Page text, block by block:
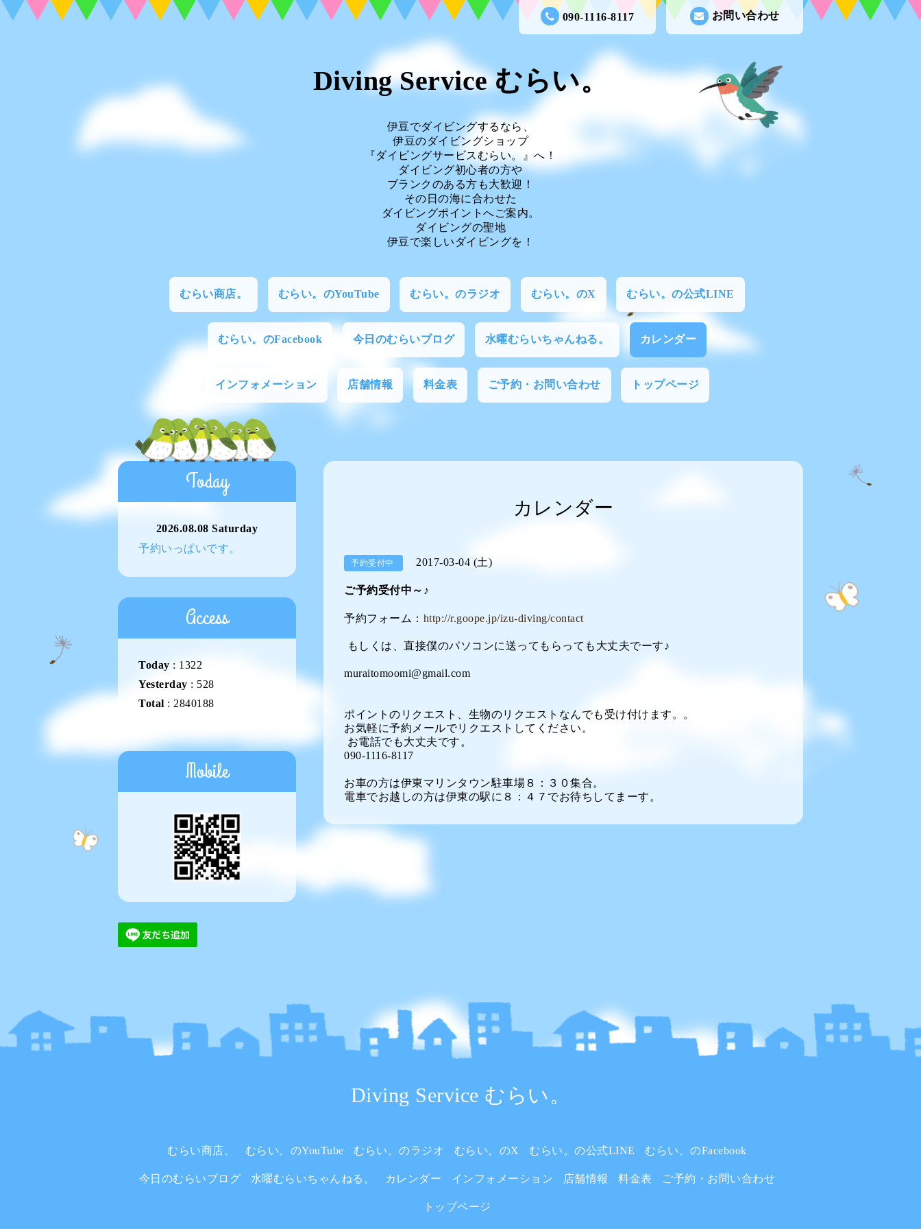
お問い合わせ
090-1116-8117
Diving Service むらい。
伊豆でダイビングするなら、
伊豆のダイビングショップ
『ダイビングサービスむらい。』へ！
ダイビング初心者の方や
ブランクのある方も大歓迎！
その日の海に合わせた
ダイビングポイントへご案内。
ダイビングの聖地
伊豆で楽しいダイビングを！
むらい商店。 むらい。のYouTube むらい。のラジオ むらい。のX むらい。の公式LINE
むらい。のFacebook 今日のむらいブログ 水曜むらいちゃんねる。 カレンダー
インフォメーション 店舗情報 料金表 ご予約・お問い合わせ トップページ
カレンダー
予約受付中 2017-03-04 (土)
ご予約受付中～♪
予約フォーム： http://r.goope.jp/izu-diving/contact
もしくは、直接僕のパソコンに送ってもらっても大丈夫でーす♪
muraitomoomi@gmail.com
ポイントのリクエスト、生物のリクエストなんでも受け付けます。。
お気軽に予約メールでリクエストしてください。
お電話でも大丈夫です。
090-1116-8117
お車の方は伊東マリンタウン駐車場８：３０集合。
電車でお越しの方は伊東の駅に８：４７でお待ちしてまーす。
Today
2026.08.08 Saturday
予約いっぱいです。
Access
Today : 1322
Yesterday : 528
Total : 2840188
Mobile
Diving Service むらい。
むらい商店。 むらい。のYouTube むらい。のラジオ むらい。のX むらい。の公式LINE むらい。のFacebook
今日のむらいブログ 水曜むらいちゃんねる。 カレンダー インフォメーション 店舗情報 料金表 ご予約・お問い合わせ
トップページ